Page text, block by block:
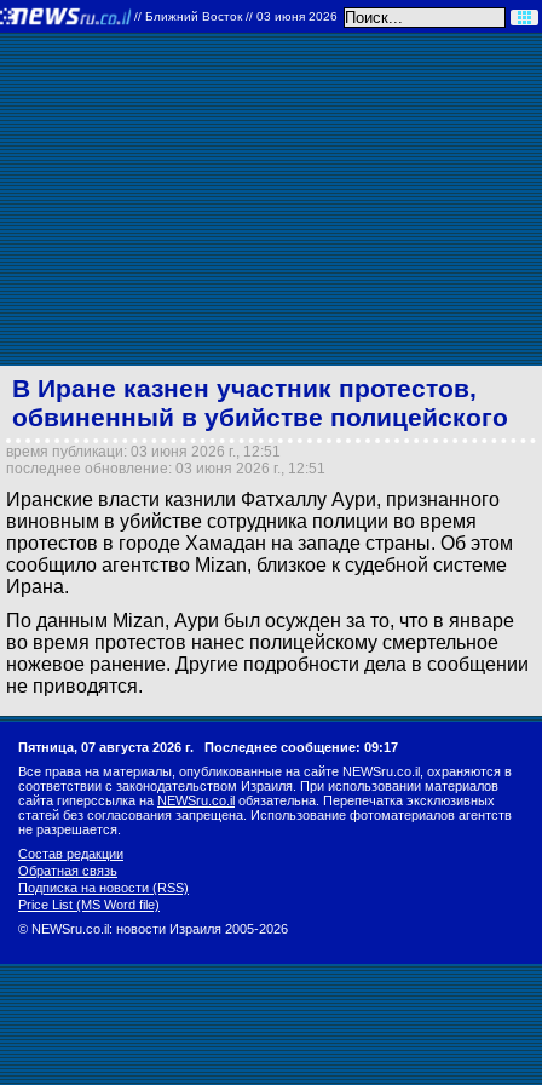
// Ближний Восток // 03 июня 2026
В Иране казнен участник протестов,
обвиненный в убийстве полицейского
время публикаци: 03 июня 2026 г., 12:51
последнее обновление: 03 июня 2026 г., 12:51
Иранские власти казнили Фатхаллу Аури, признанного
виновным в убийстве сотрудника полиции во время
протестов в городе Хамадан на западе страны. Об этом
сообщило агентство Mizan, близкое к судебной системе
Ирана.
По данным Mizan, Аури был осужден за то, что в январе
во время протестов нанес полицейскому смертельное
ножевое ранение. Другие подробности дела в сообщении
не приводятся.
Пятница, 07 августа 2026 г. Последнее сообщение: 09:17
Все права на материалы, опубликованные на сайте NEWSru.co.il, охраняются в
соответствии с законодательством Израиля. При использовании материалов
сайта гиперссылка на NEWSru.co.il обязательна. Перепечатка эксклюзивных
статей без согласования запрещена. Использование фотоматериалов агентств
не разрешается.
Состав редакции
Обратная связь
Подписка на новости (RSS)
Price List (MS Word file)
© NEWSru.co.il: новости Израиля 2005-2026